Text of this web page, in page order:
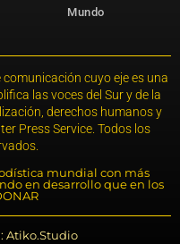
Mundo
cuyo eje es una
las voces del Sur y de la
derechos humanos y
Press Service. Todos los
mundial con más
en desarrollo que en los
Atiko.Studio